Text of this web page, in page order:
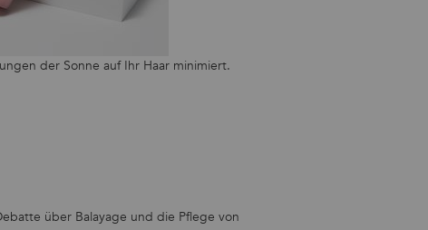
der Sonne auf Ihr Haar minimiert.
über Balayage und die Pflege von